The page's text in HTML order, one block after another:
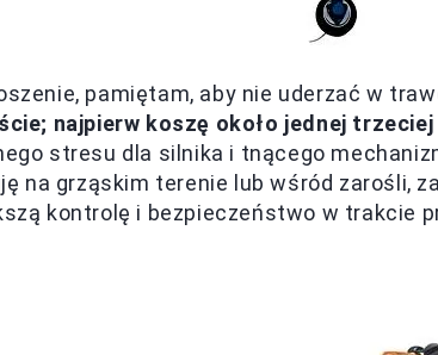
pamiętam, aby nie uderzać w
najpierw koszę około jednej
stresu dla silnika i tnącego
na grząskim terenie lub wśród zarośli,
kontrolę i bezpieczeństwo w trakcie